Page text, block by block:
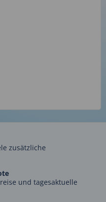
zusätzliche
und tagesaktuelle